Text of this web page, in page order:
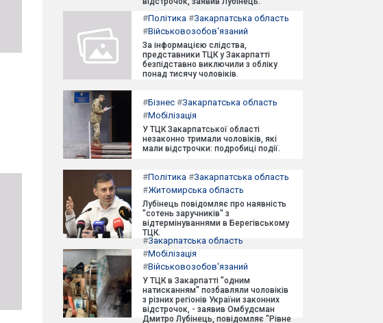
#Політика #Закарпатська область
#Військовозобов'язаний
За інформацією слідства,
представники ТЦК у Закарпатті
безпідставно виключили з обліку
понад тисячу чоловіків.
#Бізнес #Закарпатська область
#Мобілізація
У ТЦК Закарпатської області
незаконно тримали чоловіків, які
мали відстрочки: подробиці події.
#Політика #Закарпатська область
#Житомирська область
Лубінець повідомляє про наявність
"сотень заручників" з
відтермінуваннями в Берегівському
ТЦК.
#Закарпатська область
#Мобілізація
#Військовозобов'язаний
У ТЦК в Закарпатті "одним
натисканням" позбавляли чоловіків
з різних регіонів України законних
відстрочок, - заявив Омбудсман
Дмитро Лубінець, повідомляє "Рівне